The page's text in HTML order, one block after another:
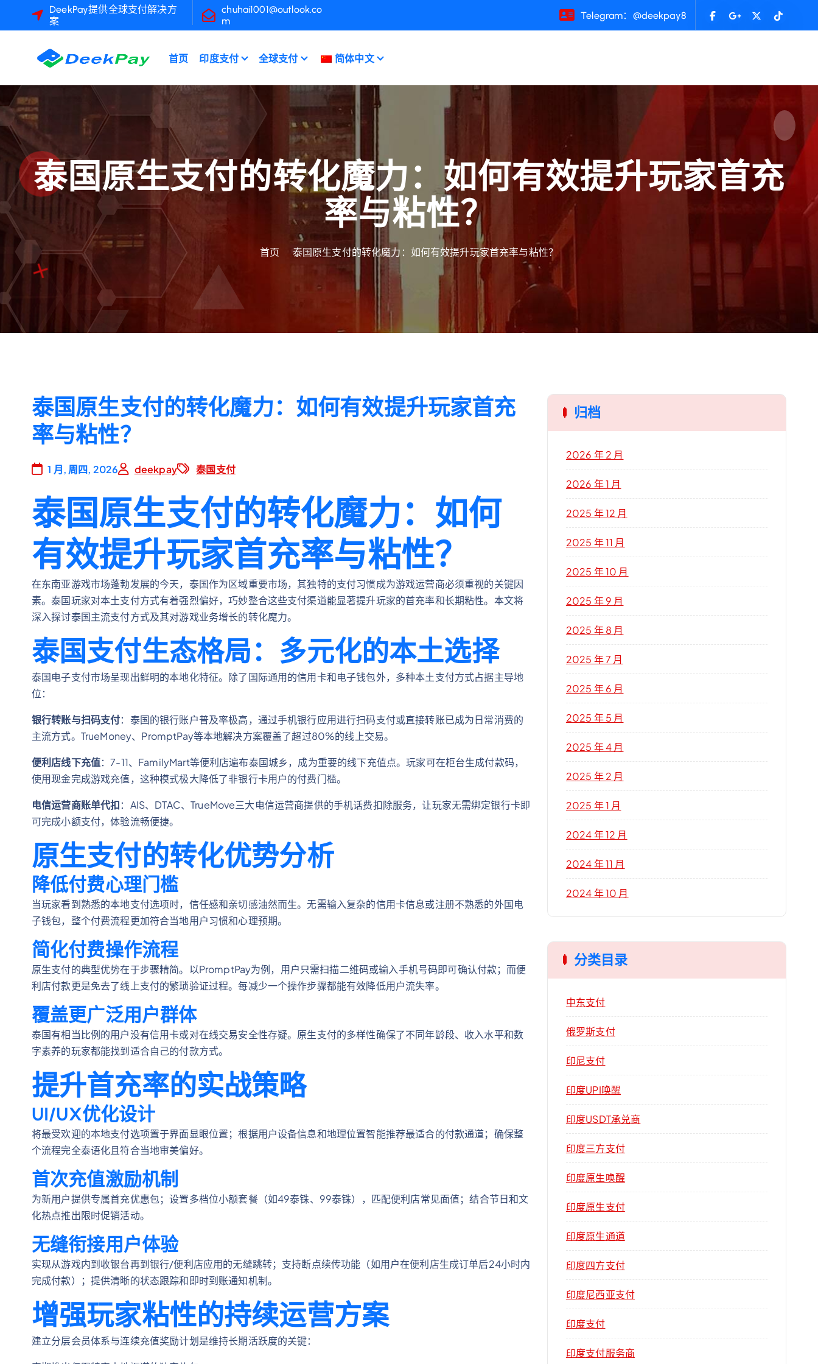
DeekPay提供全球支付解决方
案
chuhai1001@outlook.co
m
Telegram：@deekpay8
首页 印度支付 全球支付 简体中文
泰国原生支付的转化魔力：如何有效提升玩家首充
率与粘性？
首页 泰国原生支付的转化魔力：如何有效提升玩家首充率与粘性？
泰国原生支付的转化魔力：如何有效提升玩家首充
率与粘性？
1 月, 周四, 2026 deekpay 泰国支付
泰国原生支付的转化魔力：如何
有效提升玩家首充率与粘性？
在东南亚游戏市场蓬勃发展的今天，泰国作为区域重要市场，其独特的支付习惯成为游戏运营商必须重视的关键因
素。泰国玩家对本土支付方式有着强烈偏好，巧妙整合这些支付渠道能显著提升玩家的首充率和长期粘性。本文将
深入探讨泰国主流支付方式及其对游戏业务增长的转化魔力。
泰国支付生态格局：多元化的本土选择
泰国电子支付市场呈现出鲜明的本地化特征。除了国际通用的信用卡和电子钱包外，多种本土支付方式占据主导地
位：
银行转账与扫码支付：泰国的银行账户普及率极高，通过手机银行应用进行扫码支付或直接转账已成为日常消费的
主流方式。TrueMoney、PromptPay等本地解决方案覆盖了超过80%的线上交易。
便利店线下充值：7-11、FamilyMart等便利店遍布泰国城乡，成为重要的线下充值点。玩家可在柜台生成付款码，
使用现金完成游戏充值，这种模式极大降低了非银行卡用户的付费门槛。
电信运营商账单代扣：AIS、DTAC、TrueMove三大电信运营商提供的手机话费扣除服务，让玩家无需绑定银行卡即
可完成小额支付，体验流畅便捷。
原生支付的转化优势分析
降低付费心理门槛
当玩家看到熟悉的本地支付选项时，信任感和亲切感油然而生。无需输入复杂的信用卡信息或注册不熟悉的外国电
子钱包，整个付费流程更加符合当地用户习惯和心理预期。
简化付费操作流程
原生支付的典型优势在于步骤精简。以PromptPay为例，用户只需扫描二维码或输入手机号码即可确认付款；而便
利店付款更是免去了线上支付的繁琐验证过程。每减少一个操作步骤都能有效降低用户流失率。
覆盖更广泛用户群体
泰国有相当比例的用户没有信用卡或对在线交易安全性存疑。原生支付的多样性确保了不同年龄段、收入水平和数
字素养的玩家都能找到适合自己的付款方式。
提升首充率的实战策略
UI/UX优化设计
将最受欢迎的本地支付选项置于界面显眼位置；根据用户设备信息和地理位置智能推荐最适合的付款通道；确保整
个流程完全泰语化且符合当地审美偏好。
首次充值激励机制
为新用户提供专属首充优惠包；设置多档位小额套餐（如49泰铢、99泰铢），匹配便利店常见面值；结合节日和文
化热点推出限时促销活动。
无缝衔接用户体验
实现从游戏内到收银台再到银行/便利店应用的无缝跳转；支持断点续传功能（如用户在便利店生成订单后24小时内
完成付款）；提供清晰的状态跟踪和即时到账通知机制。
增强玩家粘性的持续运营方案
建立分层会员体系与连续充值奖励计划是维持长期活跃度的关键：
归档
2026 年 2 月
2026 年 1 月
2025 年 12 月
2025 年 11 月
2025 年 10 月
2025 年 9 月
2025 年 8 月
2025 年 7 月
2025 年 6 月
2025 年 5 月
2025 年 4 月
2025 年 2 月
2025 年 1 月
2024 年 12 月
2024 年 11 月
2024 年 10 月
分类目录
中东支付
俄罗斯支付
印尼支付
印度UPI唤醒
印度USDT承兑商
印度三方支付
印度原生唤醒
印度原生支付
印度原生通道
印度四方支付
印度尼西亚支付
印度支付
印度支付服务商